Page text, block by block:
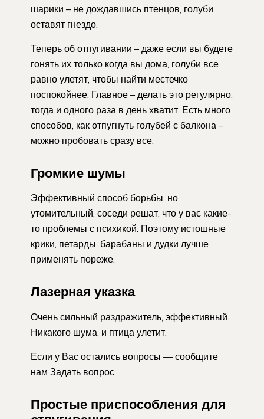
шарики – не дождавшись птенцов, голуби
оставят гнездо.
Теперь об отпугивании – даже если вы будете
гонять их только когда вы дома, голуби все
равно улетят, чтобы найти местечко
поспокойнее. Главное – делать это регулярно,
тогда и одного раза в день хватит. Есть много
способов, как отпугнуть голубей с балкона –
можно пробовать сразу все.
Громкие шумы
Эффективный способ борьбы, но
утомительный, соседи решат, что у вас какие-
то проблемы с психикой. Поэтому истошные
крики, петарды, барабаны и дудки лучше
применять пореже.
Лазерная указка
Очень сильный раздражитель, эффективный.
Никакого шума, и птица улетит.
Если у Вас остались вопросы — сообщите
нам Задать вопрос
Простые приспособления для